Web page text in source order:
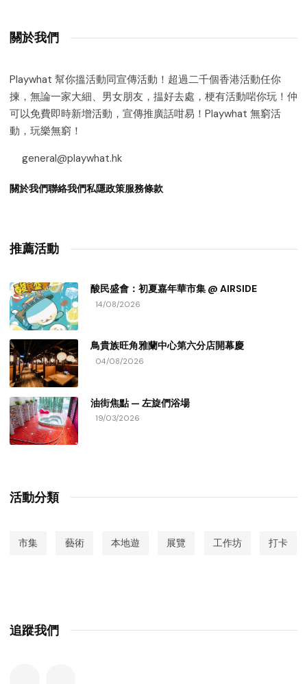
關於我們
Playwhat 幫你搵活動同宣傳活動！超過二千個香港活動任你
揀，無論一家大細、男女朋友，揾好去處，梗有活動啱你玩！仲
可以免費即時新增活動，宣傳推廣話咁易！Playwhat 無窮活
動，玩樂無窮！
general@playwhat.hk
關於我們聯絡我們私隱政策服務條款
推薦活動
酸民盛會：初夏嘉年華市集 @ AIRSIDE
14/08/2026
鳥貴族旺角雅蘭中心第六分店開幕慶
04/08/2026
油街焦點 — 左旋們浴場
19/03/2026
活動分類
市集 藝術 本地遊 展覽 工作坊 打卡
追蹤我們